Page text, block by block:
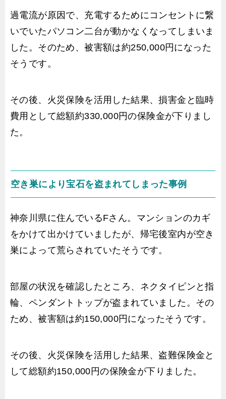
過電流が原因で、充電するためにコンセントに繋
いでいたパソコン二台が動かなくなってしまいま
した。そのため、被害額は約250,000円になった
そうです。
その後、火災保険を活用した結果、損害金と臨時
費用として総額約330,000円の保険金が下りまし
た。
空き巣により宝石を盗まれてしまった事例
神奈川県に住んでいるFさん。マンションのカギ
をかけて出かけていましたが、帰宅後室内が空き
巣によって荒らされていたそうです。
部屋の状況を確認したところ、ネクタイピンと指
輪、ペンダントトップが盗まれていました。その
ため、被害額は約150,000円になったそうです。
その後、火災保険を活用した結果、盗難保険金と
して総額約150,000円の保険金が下りました。